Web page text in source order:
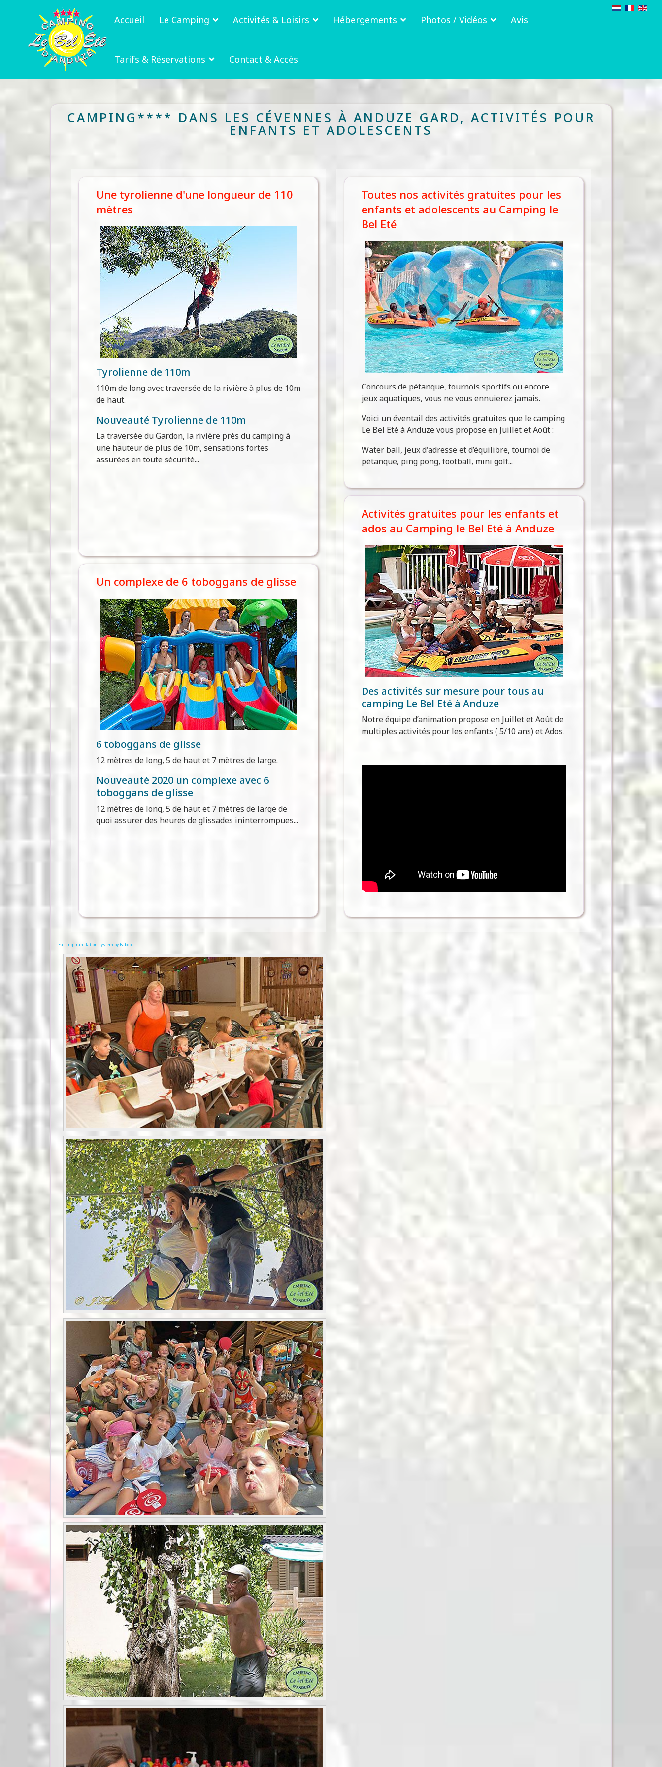
Accueil Le Camping Activités & Loisirs Hébergements Photos / Vidéos Avis
Tarifs & Réservations Contact & Accès
CAMPING**** DANS LES CÉVENNES À ANDUZE GARD, ACTIVITÉS POUR
ENFANTS ET ADOLESCENTS
Une tyrolienne d'une longueur de 110
mètres
Tyrolienne de 110m
110m de long avec traversée de la rivière à plus de 10m
de haut.
Nouveauté Tyrolienne de 110m
La traversée du Gardon, la rivière près du camping à
une hauteur de plus de 10m, sensations fortes
assurées en toute sécurité...
Un complexe de 6 toboggans de glisse
6 toboggans de glisse
12 mètres de long, 5 de haut et 7 mètres de large.
Nouveauté 2020 un complexe avec 6
toboggans de glisse
12 mètres de long, 5 de haut et 7 mètres de large de
quoi assurer des heures de glissades ininterrompues...
Toutes nos activités gratuites pour les
enfants et adolescents au Camping le
Bel Eté
Concours de pétanque, tournois sportifs ou encore
jeux aquatiques, vous ne vous ennuierez jamais.
Voici un éventail des activités gratuites que le camping
Le Bel Eté à Anduze vous propose en Juillet et Août :
Water ball, jeux d'adresse et d’équilibre, tournoi de
pétanque, ping pong, football, mini golf...
Activités gratuites pour les enfants et
ados au Camping le Bel Eté à Anduze
Des activités sur mesure pour tous au
camping Le Bel Eté à Anduze
Notre équipe d’animation propose en Juillet et Août de
multiples activités pour les enfants ( 5/10 ans) et Ados.
FaLang translation system by Faboba